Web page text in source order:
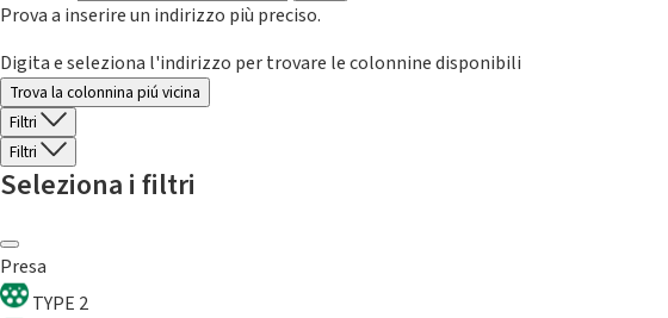
Prova a inserire un indirizzo più preciso.
Digita e seleziona l'indirizzo per trovare le colonnine disponibili
Trova la colonnina piú vicina
Filtri
Filtri
Seleziona i filtri
Presa
TYPE 2